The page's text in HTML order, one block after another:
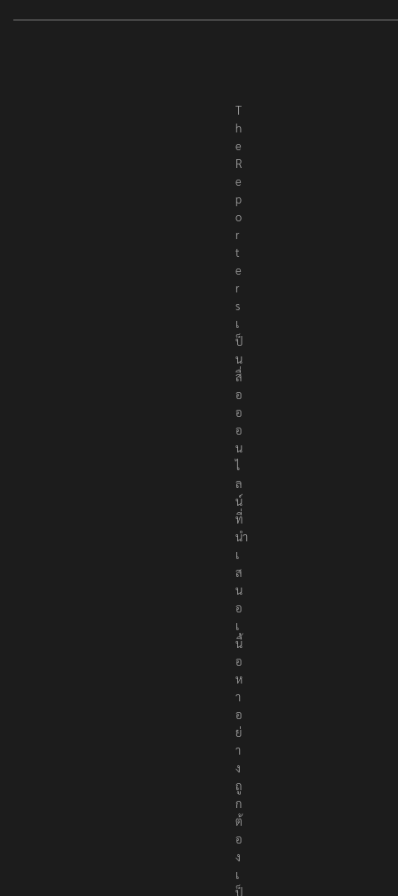
T
h
e
R
e
p
o
r
t
e
r
s
เ
ป็
น
สื่
อ
อ
อ
น
ไ
ล
น์
ที่
นำ
เ
ส
น
อ
เ
นื้
อ
ห
า
อ
ย่
า
ง
ถู
ก
ต้
อ
ง
เ
ป็